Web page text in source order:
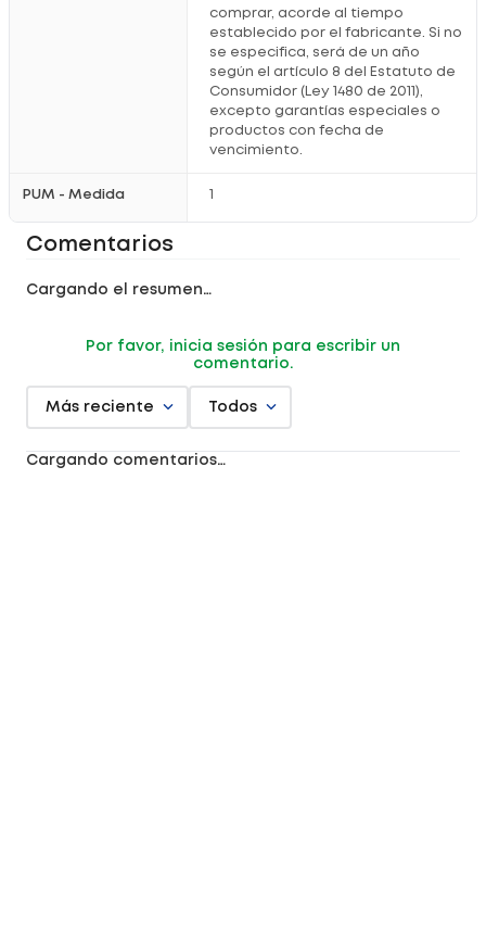
¿Por qué comprarlo en Locatel?
y confiables
Acompañamiento conasesoríaespecializada
seguras y prácticas
Compra fácil desde casa con experienciaonline
comprar, acorde al tiempo
establecido por el fabricante. Si no
se especifica, será de un año
según el artículo 8 del Estatuto de
Consumidor (Ley 1480 de 2011),
excepto garantías especiales o
productos con fecha de
vencimiento.
PUM - Medida
Comentarios
Cargando el resumen…
Por favor, inicia sesión para escribir un
comentario.
Más reciente Todos
Cargando comentarios…